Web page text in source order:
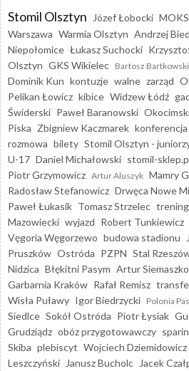
Stomil Olsztyn Józef Łobocki
Warszawa Warmia Olsztyn Andrzej
Niepołomice Łukasz Suchocki
Olsztyn GKS Wikielec Bartosz Bartkowski
Dominik Kun kontuzje walne zarząd
Pelikan Łowicz kibice Widzew Łódź
Świderski Paweł Baranowski
Piska Zbigniew Kaczmarek
rozmowa bilety Stomil Olsztyn -
U-17 Daniel Michałowski stomil-
Piotr Grzymowicz Artur Aluszyk Mamry
Radosław Stefanowicz Drwęca Nowe
Paweł Łukasik Tomasz Strzelec trening
Mazowiecki wyjazd Robert Tunkiewicz
Vęgoria Węgorzewo budowa stadionu
Pruszków Ostróda PZPN Stal
Nidzica Błękitni Pasym Artur Siemaszko
Garbarnia Kraków Rafał Remisz
Wisła Puławy Igor Biedrzycki Polonia
Siedlce Sokół Ostróda Piotr Łysiak
Grudziądz obóz przygotowawczy
Skiba plebiscyt Wojciech Dziemidowicz
Leszczyński
Janusz Bucholc Jacek